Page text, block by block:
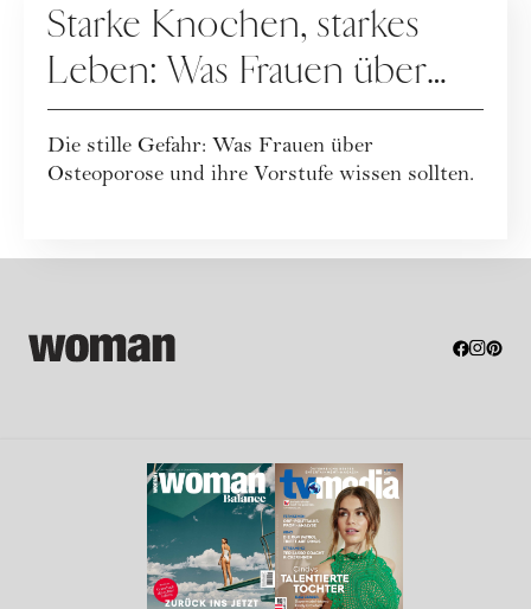
Starke Knochen, starkes
Leben: Was Frauen über
Osteoporose wissen
sollten
Die stille Gefahr: Was Frauen über
Osteoporose und ihre Vorstufe wissen sollten.